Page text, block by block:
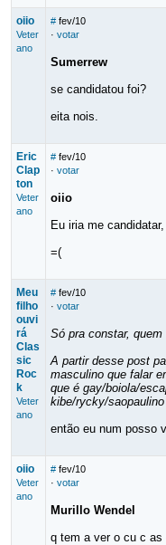
oiio
Veter
ano
# fev/10
· votar
Sumerrew
se candidatou foi?
eita nois.
Eric
Clap
ton
Veter
ano
# fev/10
· votar
oiio
Eu iria me
=(
Meu
filho
ouvi
rá
Clas
sic
Roc
k
Veter
ano
# fev/10
· votar
Só pra constar,
A partir desse post
masculino que falar
que é gay/boiola/
kibe/rycky/
então eu num posso
oiio
Veter
ano
# fev/10
· votar
Murillo Wendel
q tem a ver o cu c as